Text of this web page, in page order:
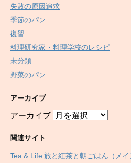
失敗の原因追求
季節のパン
復習
料理研究家・料理学校のレシピ
未分類
野菜のパン
アーカイブ
アーカイブ
関連サイト
Tea & Life 旅と紅茶と朝ごはん（メイ